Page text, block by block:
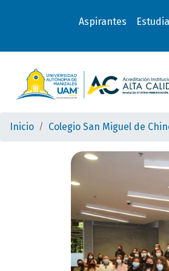
Aspirantes
Inicio Colegio San Miguel de